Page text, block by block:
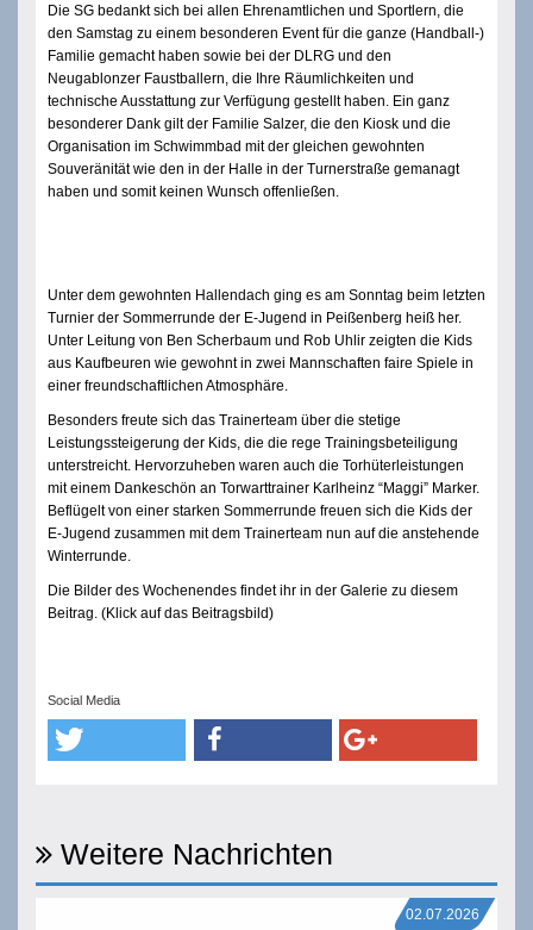
Die SG bedankt sich bei allen Ehrenamtlichen und Sportlern, die
den Samstag zu einem besonderen Event für die ganze (Handball-)
Familie gemacht haben sowie bei der DLRG und den
Neugablonzer Faustballern, die Ihre Räumlichkeiten und
technische Ausstattung zur Verfügung gestellt haben. Ein ganz
besonderer Dank gilt der Familie Salzer, die den Kiosk und die
Organisation im Schwimmbad mit der gleichen gewohnten
Souveränität wie den in der Halle in der Turnerstraße gemanagt
haben und somit keinen Wunsch offenließen.
Unter dem gewohnten Hallendach ging es am Sonntag beim letzten
Turnier der Sommerrunde der E-Jugend in Peißenberg heiß her.
Unter Leitung von Ben Scherbaum und Rob Uhlir zeigten die Kids
aus Kaufbeuren wie gewohnt in zwei Mannschaften faire Spiele in
einer freundschaftlichen Atmosphäre.
Besonders freute sich das Trainerteam über die stetige
Leistungssteigerung der Kids, die die rege Trainingsbeteiligung
unterstreicht. Hervorzuheben waren auch die Torhüterleistungen
mit einem Dankeschön an Torwarttrainer Karlheinz “Maggi” Marker.
Beflügelt von einer starken Sommerrunde freuen sich die Kids der
E-Jugend zusammen mit dem Trainerteam nun auf die anstehende
Winterrunde.
Die Bilder des Wochenendes findet ihr in der Galerie zu diesem
Beitrag. (Klick auf das Beitragsbild)
Social Media
Weitere Nachrichten
02.07.2026